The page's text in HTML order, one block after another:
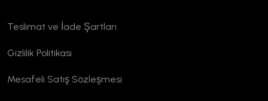
Teslimat ve İade Şartları
Gizlilik Politikası
Mesafeli Satış Sözleşmesi